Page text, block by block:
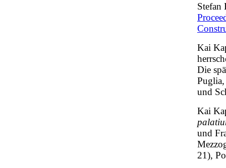
Kai
Die
und
Kai
und
21),